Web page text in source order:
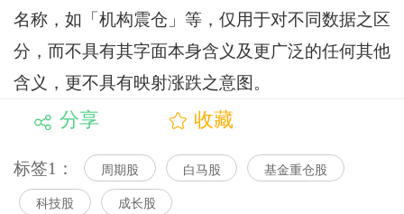
名称，如「机构震仓」等，仅用于对不同数据之区
分，而不具有其字面本身含义及更广泛的任何其他
含义，更不具有映射涨跌之意图。
分享 收藏
标签1： 周期股 白马股 基金重仓股
科技股 成长股